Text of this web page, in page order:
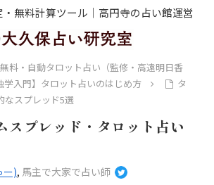
無料計算ツール｜高円寺の占い館運営
無料・自動タロット占い（監修・高遠明日香
学入門】タロット占いのはじめ方
タ
なスプレッド5選
スプレッド・タロット占い
ー), 馬主で大家で占い師